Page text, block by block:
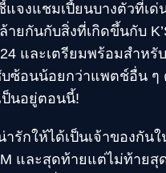
จงแชมเปี้ยนบางตัวที่เ
ยกันกับสิ่งที่เกิดขึ้นกับ
และเตรียมพร้อมสำห
ซ้อนน้อยกว่าแพตช์อื่น ๆ
ป็นอยู่ตอนนี้!
รักให้ได้เป็นเจ้าของกั
และสุดท้ายแต่ไม่ท้าย